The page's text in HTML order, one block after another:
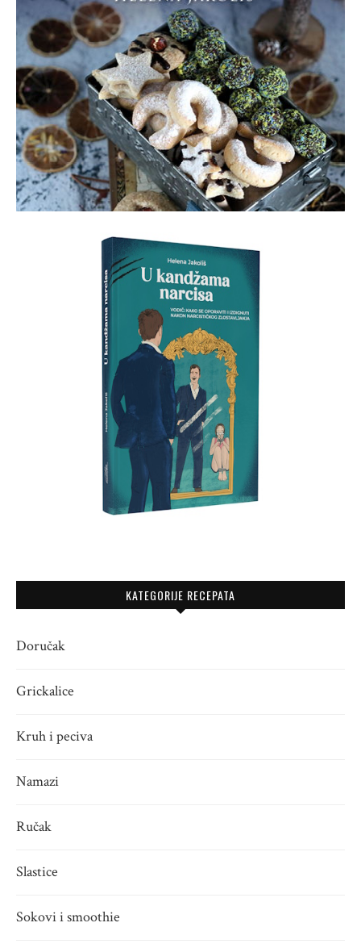
KATEGORIJE RECEPATA
Doručak
Grickalice
Kruh i peciva
Namazi
Ručak
Slastice
Sokovi i smoothie